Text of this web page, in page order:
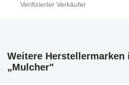
Weitere Herstellermarken
„Mulcher"